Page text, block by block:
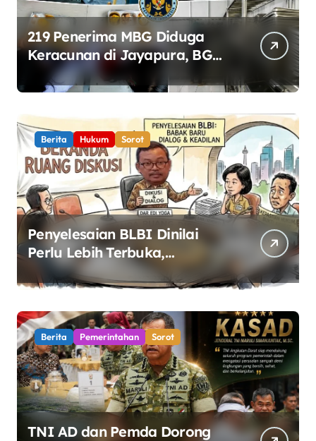
219 Penerima MBG Diduga
Keracunan di Jayapura, BGN
Perketat Pengawasan
Keamanan Pangan
Berita Hukum Sorot
Penyelesaian BLBI Dinilai
Perlu Lebih Terbuka,
Pemerintah Diminta Buka
Ruang Dialog
Berita Pemerintahan Sorot
TNI AD dan Pemda Dorong